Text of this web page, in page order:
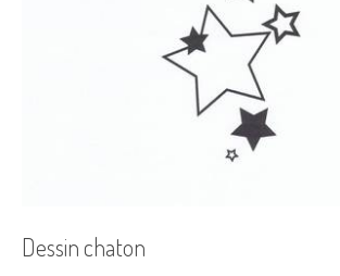
Dessin chaton